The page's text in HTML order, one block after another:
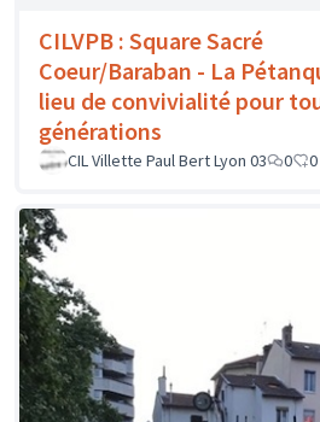
CILVPB : Square Sacré
Coeur/Baraban - La
lieu de convivialité pour
générations
CIL Villette Paul Bert Lyon 03 0 0